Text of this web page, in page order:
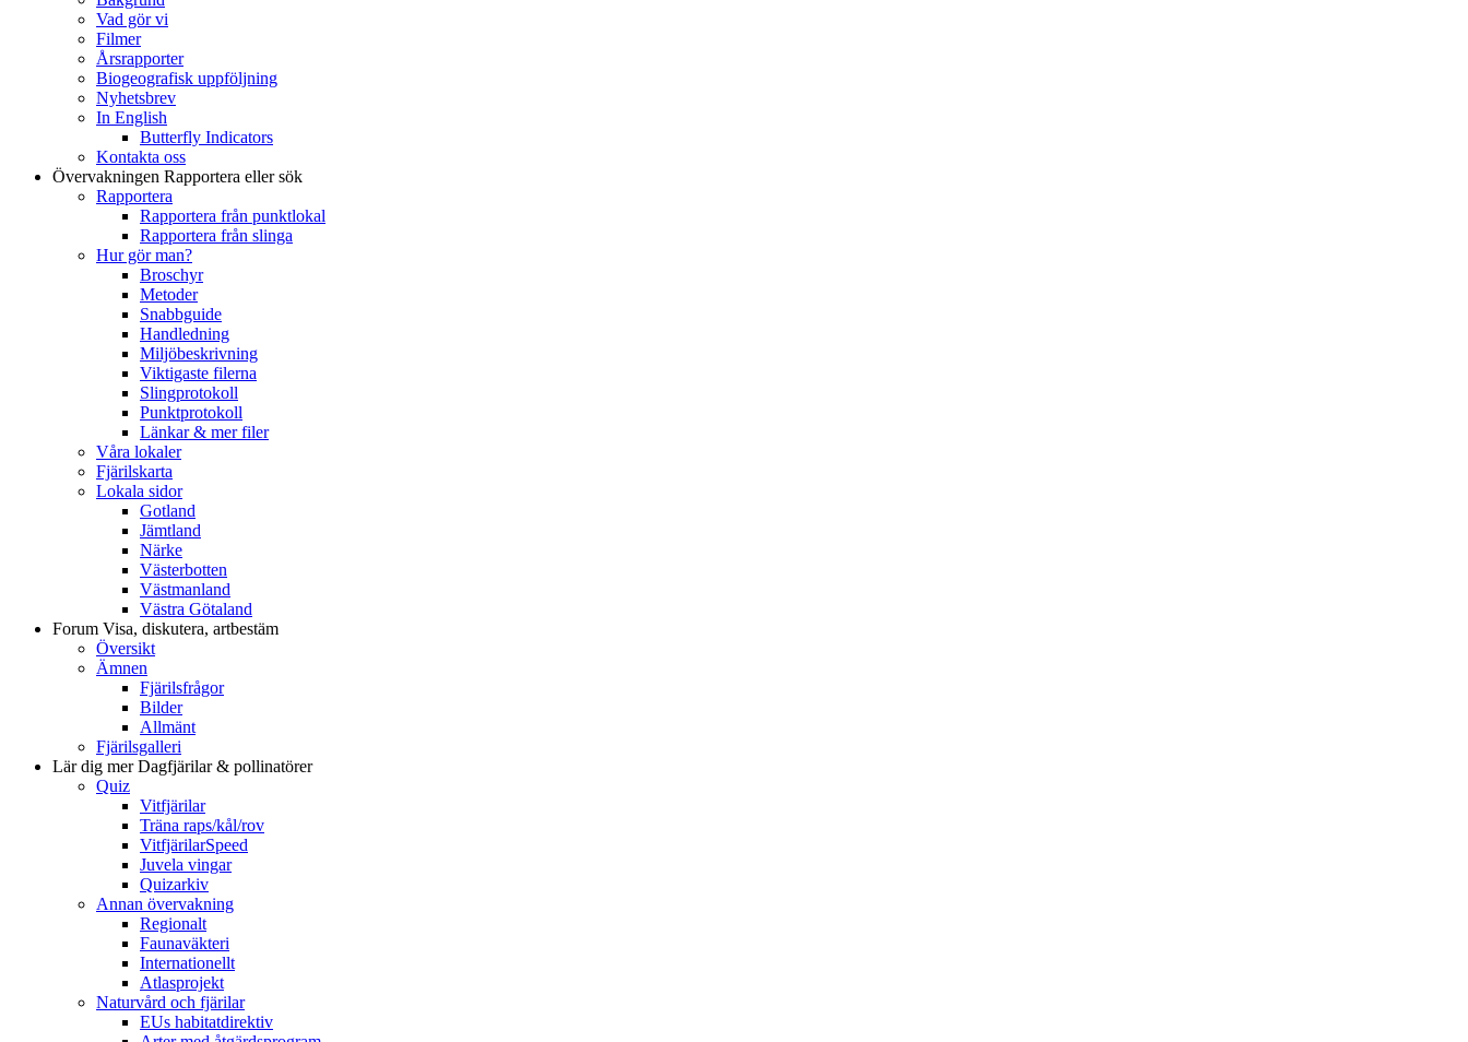
Vad gör vi
Filmer
Årsrapporter
Biogeografisk uppföljning
Nyhetsbrev
In English
Butterfly Indicators
Kontakta oss
Övervakningen Rapportera eller sök
Rapportera
Rapportera från punktlokal
Rapportera från slinga
Hur gör man?
Broschyr
Metoder
Snabbguide
Handledning
Miljöbeskrivning
Viktigaste filerna
Slingprotokoll
Punktprotokoll
Länkar & mer filer
Våra lokaler
Fjärilskarta
Lokala sidor
Gotland
Jämtland
Närke
Västerbotten
Västmanland
Västra Götaland
Forum Visa, diskutera, artbestäm
Översikt
Ämnen
Fjärilsfrågor
Bilder
Allmänt
Fjärilsgalleri
Lär dig merDagfjärilar & pollinatörer
Quiz
Vitfjärilar
Träna raps/kål/rov
VitfjärilarSpeed
Juvela vingar
Quizarkiv
Annan övervakning
Regionalt
Faunaväkteri
Internationellt
Atlasprojekt
Naturvård och fjärilar
EUs habitatdirektiv